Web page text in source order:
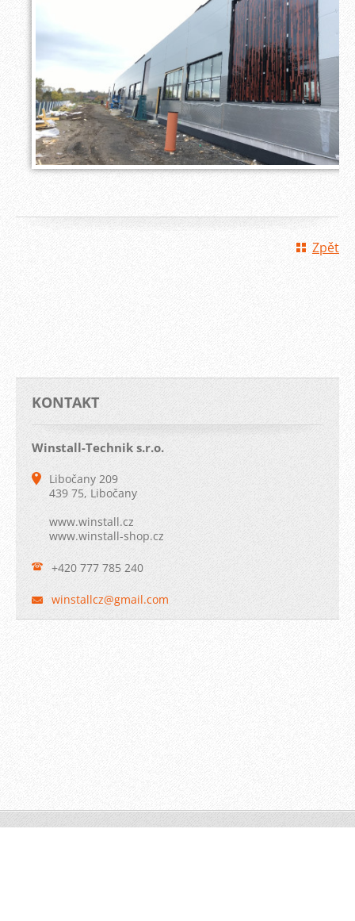
Zpět
KONTAKT
Winstall-Technik s.r.o.
Libočany 209
439 75, Libočany
www.winstall.cz
www.winstall-shop.cz
+420 777 785 240
winstallcz@gmail.com